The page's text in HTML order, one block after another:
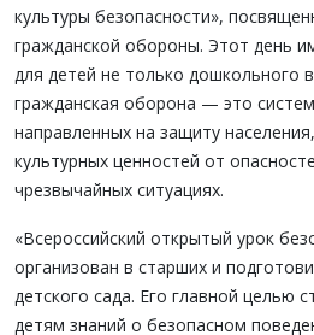
культуры безопасности»,
гражданской обороны. Этот день
для детей не только дошкольного
гражданская оборона — это
направленных на защиту
культурных ценностей от
чрезвычайных ситуациях.
«Всероссийский открытый урок
организован в старших и
детского сада. Его главной целью
детям знаний о безопасном